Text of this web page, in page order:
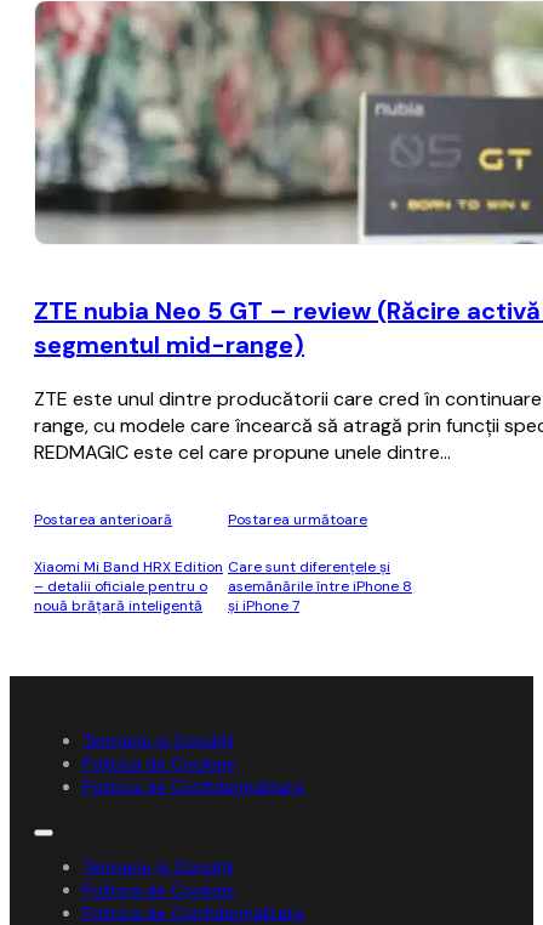
ZTE nubia Neo 5 GT – review (Răcire
segmentul mid-range)
ZTE este unul dintre producătorii care cred în
range, cu modele care încearcă să atragă prin funcții
REDMAGIC este cel care propune unele dintre…
Postarea anterioară
Xiaomi Mi Band HRX Edition
– detalii oficiale pentru o
nouă brăţară inteligentă
Postarea următoare
Care sunt diferențele și
asemănările între iPhone 8
și iPhone 7
Termene și Condiții
Politica de Cookies
Politica de Confidențialitate
Termene și Condiții
Politica de Cookies
Politica de Confidențialitate